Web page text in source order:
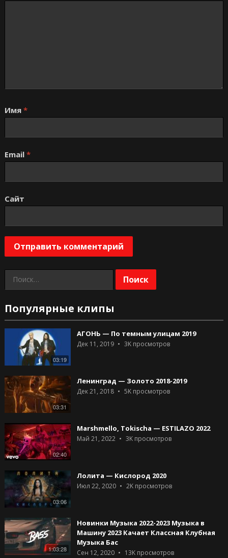
Имя *
Email *
Сайт
Найти:
Популярные клипы
03:19
АГОНЬ — По темным улицам 2019
Дек 11, 2019 3Kпросмотров
03:31
Ленинград — Золото 2018-2019
Дек 21, 2018 5Kпросмотров
02:40
Marshmello, Tokischa — ESTILAZO 2022
Май 21, 2022 3Kпросмотров
03:06
Лолита — Кислород 2020
Июл 22, 2020 2Kпросмотров
1:03:28
Новинки Музыка 2022-2023 Музыка в
Машину 2023 Качает Классная Клубная
Музыка Бас
Сен 12, 2020 13Kпросмотров